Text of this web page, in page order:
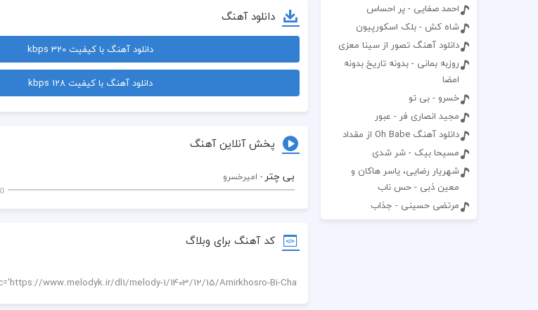
احمد صفایی - پر احساس
شاه کش - بلک اسکورپیون
دانلود آهنگ تصور از سینا معزی
روزبه بمانی - بدونه تاریخ بدونه
امضا
خسرو - بی تو
مجید انصاری فر - عبور
دانلود آهنگ Oh Babe از مقداد
مسیحا بیک - شر شدی
شهریار رضایی، یاسر هاکان و
معین ذبی - حس ناب
مرتضی حسینی - جذاب
  دنبالت میگردم خوابه ولی خوبه که پیدات کردم
  با اینکه یه روز از تو جا میمونم
  با تو هنوز زیر این بارونم
دانلود آهنگ
دانلود آهنگ با کیفیت 320 kbps
دانلود آهنگ با کیفیت 128 kbps
پخش آنلاین آهنگ
بی چتر- امیرخسرو
کد آهنگ برای وبلاگ